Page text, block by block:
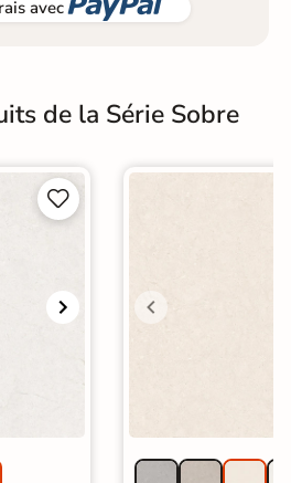
avec 
de la Série Sobre

